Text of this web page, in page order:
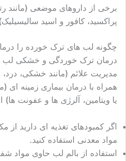
برخی از داروهای موضعی (مانند
پراکسید، کافور و اسید
چگونه لب های ترک خورده را
درمان ترک خوردگی و خشکی لب
مدیریت علائم (مانند خشکی،
همراه با درمان بیماری زمینه ای
یا ویتامین، آلرژی ها و عفونت
اگر کمبودهای تغذیه ای دارید از
مواد معدنی استفاده کنید.
استفاده از بالم لب حاوی مواد